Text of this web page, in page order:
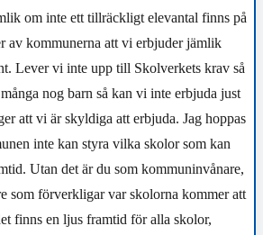
om inte ett tillräckligt elevantal finns på
av kommunerna att vi erbjuder jämlik
Lever vi inte upp till Skolverkets krav så
nog barn så kan vi inte erbjuda just
att vi är skyldiga att erbjuda. Jag hoppas
inte kan styra vilka skolor som kan
Utan det är du som kommuninvånare,
som förverkligar var skolorna kommer att
finns en ljus framtid för alla skolor,